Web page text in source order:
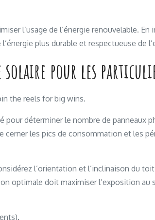
l’usage de l’énergie renouvelable. En
plus durable et respectueuse de
solaire pour les
the reels for big wins.
pour déterminer le nombre de panneaux
cerner les pics de consommation et les
l’orientation et l’inclinaison du
optimale doit maximiser l’exposition au